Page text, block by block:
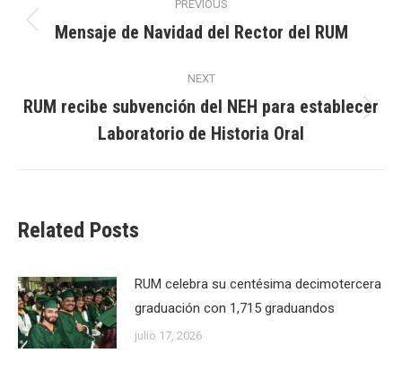
navigation
PREVIOUS
Previous
Mensaje de Navidad del Rector del RUM
NEXT
Next
post:
RUM recibe subvención del NEH para establecer
Laboratorio de Historia Oral
Related Posts
RUM celebra su centésima decimotercera
graduación con 1,715 graduandos
julio 17, 2026